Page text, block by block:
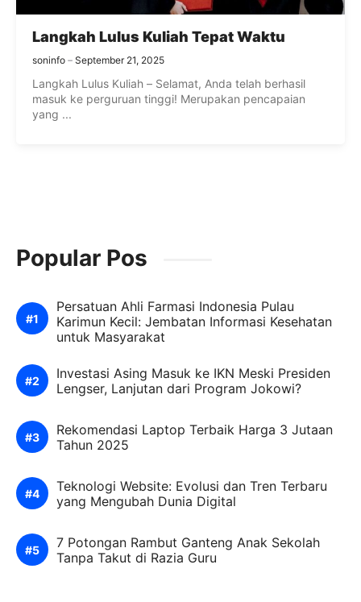
Langkah Lulus Kuliah Tepat Waktu
soninfo September 21, 2025
Langkah Lulus Kuliah – Selamat, Anda telah berhasil
masuk ke perguruan tinggi! Merupakan pencapaian
yang ...
Popular Pos
Persatuan Ahli Farmasi Indonesia Pulau
Karimun Kecil: Jembatan Informasi Kesehatan
untuk Masyarakat
Investasi Asing Masuk ke IKN Meski Presiden
Lengser, Lanjutan dari Program Jokowi?
Rekomendasi Laptop Terbaik Harga 3 Jutaan
Tahun 2025
Teknologi Website: Evolusi dan Tren Terbaru
yang Mengubah Dunia Digital
7 Potongan Rambut Ganteng Anak Sekolah
Tanpa Takut di Razia Guru